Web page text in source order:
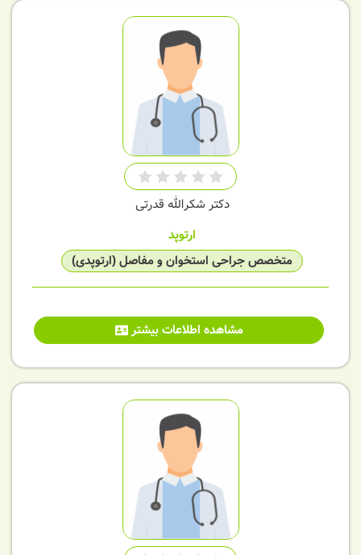
دکتر شکرالله قدرتی
ارتوپد
متخصص جراحی استخوان و مفاصل (ارتوپدی)
مشاهده اطلاعات بیشتر